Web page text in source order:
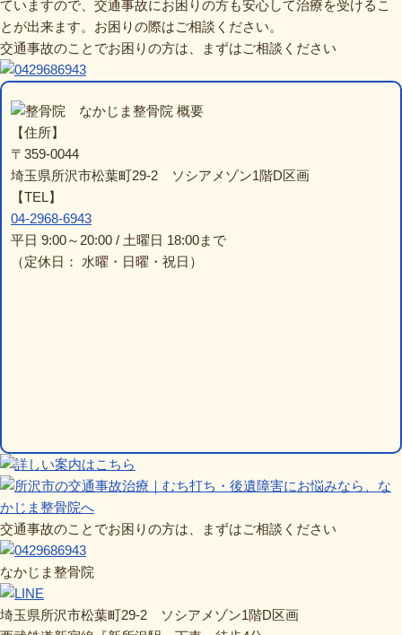
ていますので、交通事故にお困りの方も安心して治療を受けるこ
とが出来ます。お困りの際はご相談ください。
交通事故のことでお困りの方は、まずはご相談ください
なかじま整骨院 概要
【住所】
〒359-0044
埼玉県所沢市松葉町29-2 ソシアメゾン1階D区画
【TEL】
04-2968-6943
平日 9:00～20:00 / 土曜日 18:00まで
（定休日： 水曜・日曜・祝日）
交通事故のことでお困りの方は、まずはご相談ください
なかじま整骨院
埼玉県所沢市松葉町29-2 ソシアメゾン1階D区画